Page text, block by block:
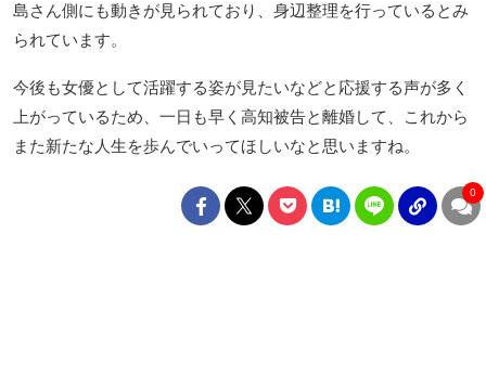
島さん側にも動きが見られており、身辺整理を行っているとみ
られています。
今後も女優として活躍する姿が見たいなどと応援する声が多く
上がっているため、一日も早く高知被告と離婚して、これから
また新たな人生を歩んでいってほしいなと思いますね。
0